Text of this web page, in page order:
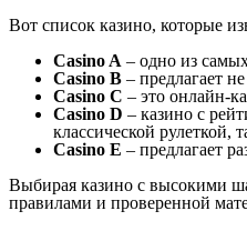
Вот список казино, которые
Casino A – одно из
Casino B – предлагает
Casino C – это онлайн-
Casino D – казино с
классической
Casino E – предлагает
Выбирая казино с высокими
правилами и проверенной